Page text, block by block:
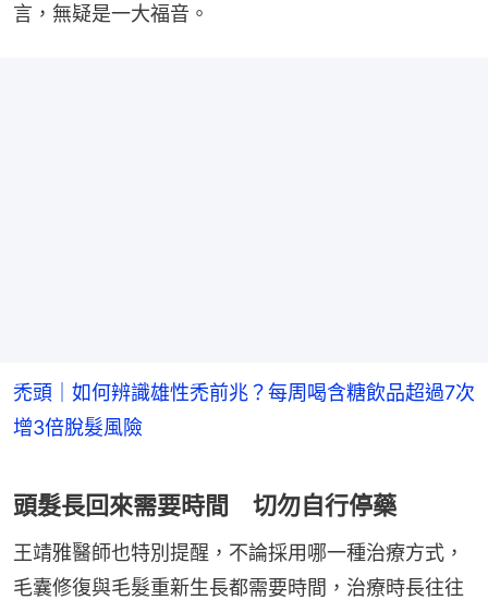
言，無疑是一大福音。
禿頭｜如何辨識雄性禿前兆？每周喝含糖飲品超過7次
增3倍脫髮風險
頭髮長回來需要時間 切勿自行停藥
王靖雅醫師也特別提醒，不論採用哪一種治療方式，
毛囊修復與毛髮重新生長都需要時間，治療時長往往